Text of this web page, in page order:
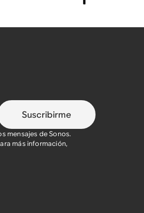
Suscribirme
mensajes de Sonos.
más información,